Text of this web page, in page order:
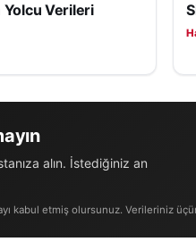
Yolcu Verileri
alın. İstediğiniz an
kabul etmiş olursunuz. Verileriniz